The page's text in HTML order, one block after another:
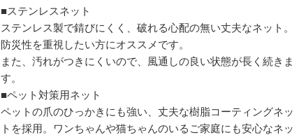
■ステンレスネット
ステンレス製で錆びにくく、破れる心配の無い丈夫なネット。
防災性を重視したい方にオススメです。
また、汚れがつきにくいので、風通しの良い状態が長く続きま
す。
■ペット対策用ネット
ペットの爪のひっかきにも強い、丈夫な樹脂コーティングネッ
トを採用。ワンちゃんや猫ちゃんのいるご家庭にも安心なネッ